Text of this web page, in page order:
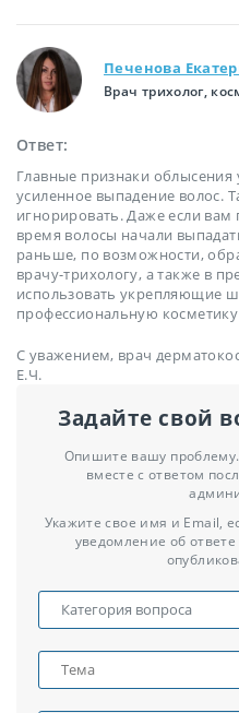
Печенова
Врач трихолог,
Ответ:
Главные признаки облысения
усиленное выпадение волос.
игнорировать. Даже если вам
время волосы начали
раньше, по возможности,
врачу-трихологу, а также в
использовать укрепляющие
профессиональную косметику
С уважением, врач
Е.Ч.
Задайте свой
Опишите вашу проблему.
вместе с ответом
Укажите свое имя и Email,
уведомление об